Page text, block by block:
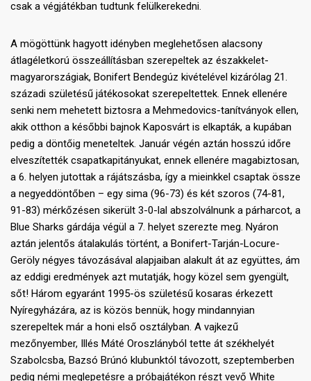
csak a végjátékban tudtunk felülkerekedni.
A mögöttünk hagyott idényben meglehetősen alacsony
átlagéletkorú összeállításban szerepeltek az északkelet-
magyarországiak, Bonifert Bendegúz kivételével kizárólag 21.
századi születésű játékosokat szerepeltettek. Ennek ellenére
senki nem mehetett biztosra a Mehmedovics-tanítványok ellen,
akik otthon a későbbi bajnok Kaposvárt is elkapták, a kupában
pedig a döntőig meneteltek. Január végén aztán hosszú időre
elveszítették csapatkapitányukat, ennek ellenére magabiztosan,
a 6. helyen jutottak a rájátszásba, így a mieinkkel csaptak össze
a negyeddöntőben – egy sima (96-73) és két szoros (74-81,
91-83) mérkőzésen sikerült 3-0-lal abszolválnunk a párharcot, a
Blue Sharks gárdája végül a 7. helyet szerezte meg. Nyáron
aztán jelentős átalakulás történt, a Bonifert-Tarján-Locure-
Geröly négyes távozásával alapjaiban alakult át az együttes, ám
az eddigi eredmények azt mutatják, hogy közel sem gyengült,
sőt! Három egyaránt 1995-ös születésű kosaras érkezett
Nyíregyházára, az is közös bennük, hogy mindannyian
szerepeltek már a honi első osztályban. A vajkezű
mezőnyember, Illés Máté Oroszlányból tette át székhelyét
Szabolcsba, Bazsó Brúnó klubunktól távozott, szeptemberben
pedig némi meglepetésre a próbajátékon részt vevő White